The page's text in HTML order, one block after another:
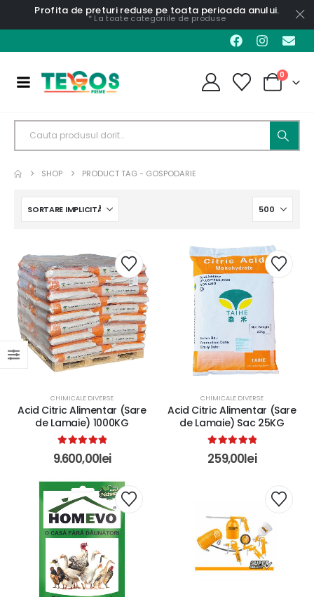
Profita de preturi reduse pe toata perioada anului.
* La toate categoriile de produse
0
SHOP PRODUCT TAG - GOSPODARIE
CHIMICALE DIVERSE
Acid Citric Alimentar (Sare
de Lamaie) 1000KG
5.00out of 5
9.600,00lei
CHIMICALE DIVERSE
Acid Citric Alimentar (Sare
de Lamaie) Sac 25KG
5.00out of 5
259,00lei